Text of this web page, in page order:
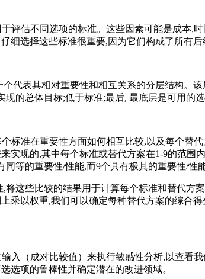
评估不同选项的标准。这些因素可能是成本,
细选择这些标准很重要,因为它们构成了所有后
代表其相对重要性和相互关系的分层结构。该
现的总体目标;低于标准;最后, 最底层是可用的选
标准在重要性方面如何相互比较,以及每个替
实现的,其中每个标准或替代方案在1-9的范围
等的重要性/性能,而9个具有极其的重要性/性能
将这些比较的结果用于计算每个标准和替代方案
乘以权重,我们可以确定每种替代方案的综合
入（成对比较值）来执行敏感性分析,以查看
选项的鲁棒性并确定潜在的改进领域。